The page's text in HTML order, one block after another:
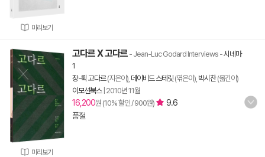
미리보기
미리보기
고다르 X 고다르 - Jean-Luc Godard Interviews -시네마
1
장-뤽 고다르(지은이), 데이비드 스테릿 (엮은이), 박시찬(옮긴이)
이모션북스| 2010년 11월
16,200원 (10% 할인 / 900원)
9.6
품절